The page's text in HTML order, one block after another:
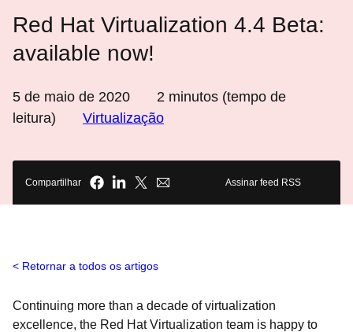
Red Hat Virtualization 4.4 Beta:
available now!
5 de maio de 2020 2 minutos (tempo de
leitura)
Virtualização
Compartilhar Assinar feed RSS
Retornar a todos os artigos
Continuing more than a decade of virtualization
excellence, the Red Hat Virtualization team is happy to